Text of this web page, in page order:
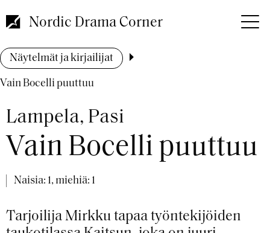
pääsisältöön
Nordic Drama Corner
Murupolku
Näytelmät ja kirjailijat
Vain Bocelli puuttuu
Lampela, Pasi
Vain Bocelli puuttuu
Naisia: 1, miehiä: 1
Tarjoilija Mirkku tapaa työntekijöiden